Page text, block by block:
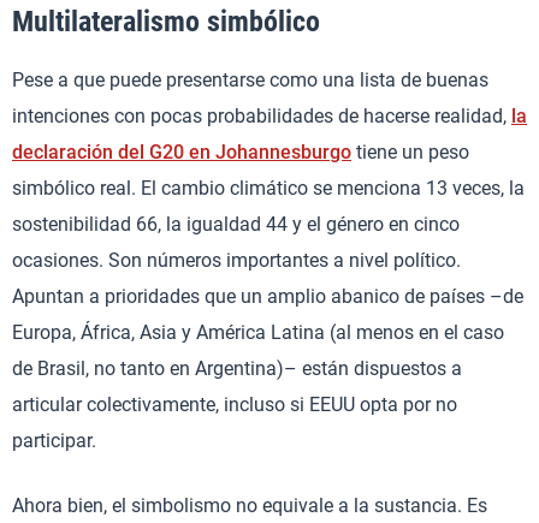
Multilateralismo simbólico
Pese a que puede presentarse como una lista de buenas
intenciones con pocas probabilidades de hacerse realidad, la
declaración del G20 en Johannesburgo tiene un peso
simbólico real. El cambio climático se menciona 13 veces, la
sostenibilidad 66, la igualdad 44 y el género en cinco
ocasiones. Son números importantes a nivel político.
Apuntan a prioridades que un amplio abanico de países –de
Europa, África, Asia y América Latina (al menos en el caso
de Brasil, no tanto en Argentina)– están dispuestos a
articular colectivamente, incluso si EEUU opta por no
participar.
Ahora bien, el simbolismo no equivale a la sustancia. Es